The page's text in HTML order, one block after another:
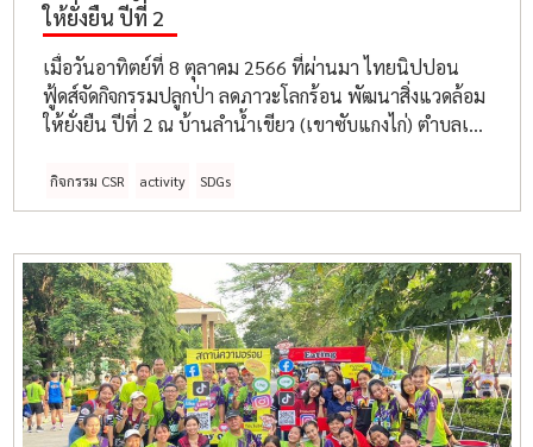
ให้ยั่งยืน ปีที่ 2
เมื่อวันอาทิตย์ที่ 8 ตุลาคม 2566 ที่ผ่านมา ไทยนิปปอน
ฟู้ดส์จัดกิจกรรมปลูกป่า ลดภาวะโลกร้อน พัฒนาสิ่งแวดล้อม
ให้ยั่งยืน ปีที่ 2 ณ บ้านลำน้ำเขียว (เขาซับแกงไก่) ตำบลเขา
กิจกรรม CSR activity SDGs